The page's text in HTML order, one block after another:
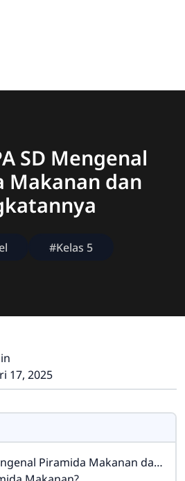
SD Mengenal
Makanan dan
#Kelas 5
17, 2025
Piramida Makanan dan Tingkatannya